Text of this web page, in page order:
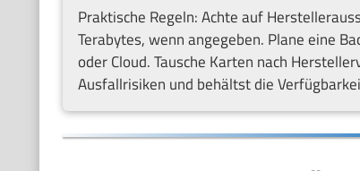
Praktische Regeln: Achte auf
Terabytes, wenn angegeben. Plane eine
oder Cloud. Tausche Karten nach
Ausfallrisiken und behältst die